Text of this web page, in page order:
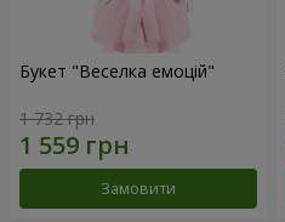
Букет "Веселка емоцій"
1 732 грн
Замовити